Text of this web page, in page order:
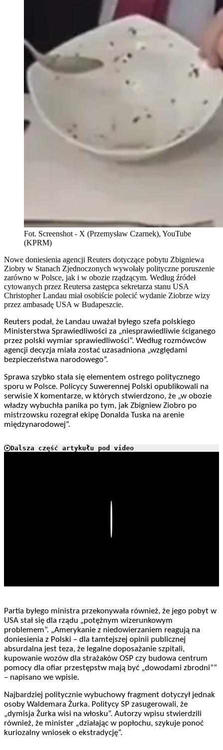
Fot. Screenshot - X (Przemysław Czarnek), YouTube
(KPRM)
Nowe doniesienia agencji Reuters dotyczące pobytu Zbigniewa
Ziobry w Stanach Zjednoczonych wywołały polityczne poruszenie
zarówno w Polsce, jak i w obozie rządzącym. Według źródeł
cytowanych przez Reutersa zastępca sekretarza stanu USA
Christopher Landau miał osobiście polecić wydanie Ziobrze wizy
przez ambasadę USA w Budapeszcie.
Reuters podał, że Landau uważał byłego szefa polskiego
Ministerstwa Sprawiedliwości za „niesprawiedliwie ściganego
przez polski wymiar sprawiedliwości”. Według rozmówców
agencji decyzja miała zostać uzasadniona „względami
bezpieczeństwa narodowego”.
Sprawa szybko stała się elementem ostrego politycznego
sporu w Polsce. Policycy Suwerennej Polski opublikowali na
serwisie X komentarze, w których stwierdzono, że „w obozie
władzy wybuchła panika po tym, jak Zbigniew Ziobro po
mistrzowsku rozegrał ekipę Donalda Tuska na arenie
międzynarodowej”.
Dalsza część artykułu pod video
Partia byłego ministra przekonywała również, że jego pobyt w
USA stał się dla rządu „potężnym wizerunkowym
problemem”. „Amerykanie z niedowierzaniem reagują na
doniesienia z Polski – dla tamtejszej opinii publicznej
absurdalna jest teza, że legalne doposażanie szpitali,
kupowanie wozów dla strażaków OSP czy budowa centrum
pomocy dla ofiar przestępstw mają być „dowodami zbrodni””
– napisano we wpisie.
Najbardziej politycznie wybuchowy fragment dotyczył jednak
osoby Waldemara Żurka. Politycy SP zasugerowali, że
„dymisja Żurka wisi na włosku”. Autorzy wpisu stwierdzili
również, że minister „działając w popłochu, szykuje ponoć
kuriozalny wniosek o ekstradycję”.